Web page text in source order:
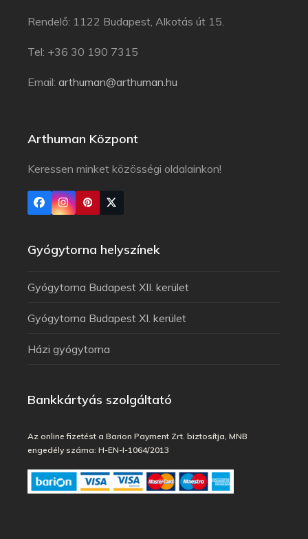
Rendelő: 1122 Budapest, Alkotás út 15.
Tel: +36 30 190 7315
Email: arthuman@arthuman.hu
Arthuman Központ
Keressen minket közösségi oldalainkon!
Gyógytorna helyszínek
Gyógytorna Budapest XII. kerület
Gyógytorna Budapest XI. kerület
Házi gyógytorna
Bankkártyás szolgáltató
Az online fizetést a Barion Payment Zrt. biztosítja, MNB
engedély száma: H-EN-I-1064/2013